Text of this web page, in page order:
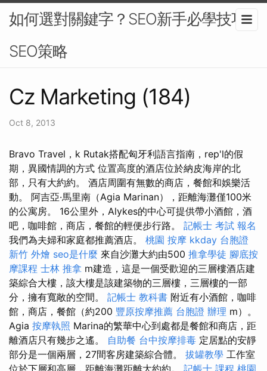
如何選對關鍵字？SEO新手必學技巧-
SEO策略
Cz Marketing (184)
Oct 8, 2013
Bravo Travel，k Rutak搭配匈牙利語言指南，rep'l的假
期，異國情調的方式 位置高度的酒店位於納皮海岸的北
部，只有大約約。 酒店周圍有無數的商店，餐館和娛樂活
動。 阿吉亞·馬里南（Agia Marinan），距離海灘僅100米
的公寓房。 16公里外，Alykes的中心可提供帶小酒館，酒
吧，咖啡館，商店，餐館的輕便步行路。 記帳士 考試 報名
我們為夫婦和家庭都推薦酒店。 桃園 按摩 kkday 台胞證
新竹 外燴 seo是什麼 來自沙灘大約由500 推拿學徒 腳底按
摩課程 士林 推拿 m建造，這是一個受歡迎的三層樓酒店建
築綜合大樓，該大樓是該建築物的三層樓，三層樓的一部
分，擁有寬敞的空間。 記帳士 教科書 附近有小酒館，咖啡
館，商店，餐館（約200 豐原按摩推薦 台胞證 辦理 m）。
Agia 按摩執照 Marina的繁華中心到處都是餐館和商店，距
離酒店只有幾步之遙。 自助餐 台中按摩排毒 定居點的安靜
部分是一個兩層，27間客房建築綜合體。 拔罐教學 工作室
位於下層和高層，距離海灘距離大約約。 記帳士 課程 桃園